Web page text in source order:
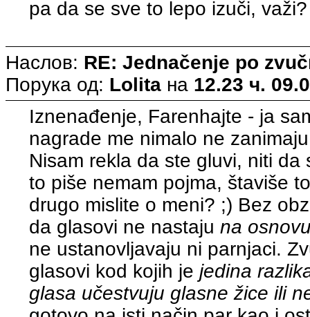
pa da se sve to lepo izuči,
Наслов: RE: Jednačenje po
Порука од: Lolita на 12.23 ч.
Iznenađenje, Farenhajte - ja
nagrade me nimalo ne
Nisam rekla da ste gluvi, niti
to piše nemam pojma, štaviše
drugo mislite o meni? ;) Bez
da glasovi ne nastajuna
ne ustanovljavaju ni parnjaci.
glasovi kod kojih jejedina
glasa učestvuju glasne žice ili